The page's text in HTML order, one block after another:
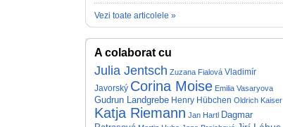
Vezi toate articolele »
A colaborat cu
Julia Jentsch Zuzana Fialová Vladimír
Javorský Corina Moise Emilia Vasaryova
Gudrun Landgrebe Henry Hübchen Oldrich Kaiser
Katja Riemann Jan Hartl Dagmar